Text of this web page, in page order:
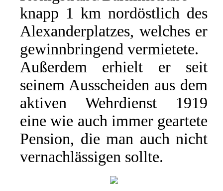
knapp 1 km nordöstlich des
Alexanderplatzes, welches er
gewinnbringend vermietete.
Außerdem erhielt er seit
seinem Ausscheiden aus dem
aktiven Wehrdienst 1919
eine wie auch immer geartete
Pension, die man auch nicht
vernachlässigen sollte.